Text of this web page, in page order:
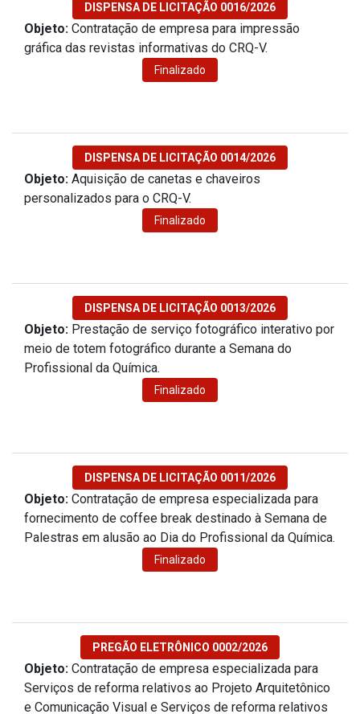
DISPENSA DE LICITAÇÃO 0016/2026
Objeto: Contratação de empresa para impressão
gráfica das revistas informativas do CRQ-V.
Finalizado
DISPENSA DE LICITAÇÃO 0014/2026
Objeto: Aquisição de canetas e chaveiros
personalizados para o CRQ-V.
Finalizado
DISPENSA DE LICITAÇÃO 0013/2026
Objeto: Prestação de serviço fotográfico interativo por
meio de totem fotográfico durante a Semana do
Profissional da Química.
Finalizado
DISPENSA DE LICITAÇÃO 0011/2026
Objeto: Contratação de empresa especializada para
fornecimento de coffee break destinado à Semana de
Palestras em alusão ao Dia do Profissional da Química.
Finalizado
PREGÃO ELETRÔNICO 0002/2026
Objeto: Contratação de empresa especializada para
Serviços de reforma relativos ao Projeto Arquitetônico
e Comunicação Visual e Serviços de reforma relativos